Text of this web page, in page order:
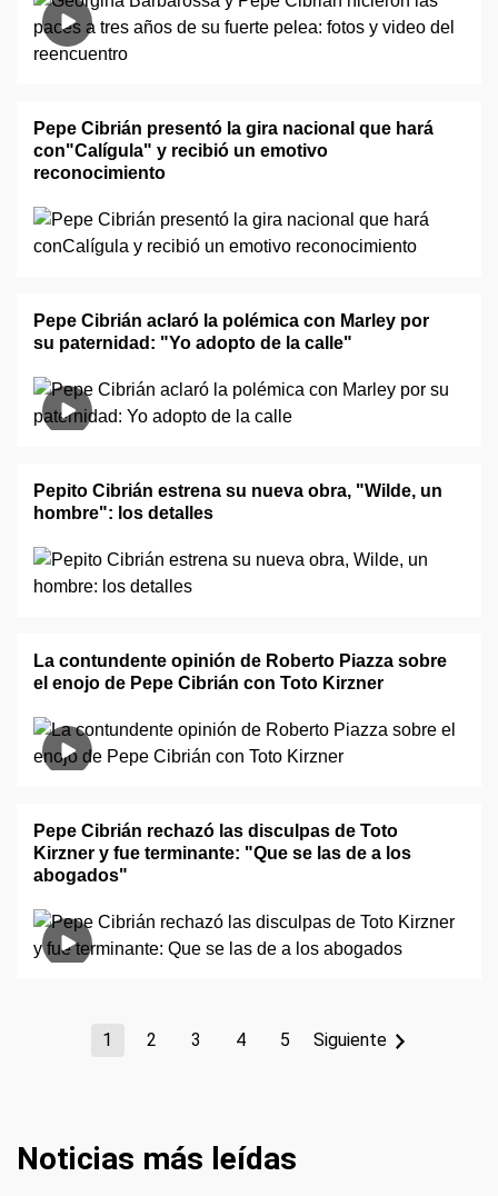
Pepe Cibrián presentó la gira nacional que hará
con"Calígula" y recibió un emotivo
reconocimiento
Pepe Cibrián aclaró la polémica con Marley por
su paternidad: "Yo adopto de la calle"
Pepito Cibrián estrena su nueva obra, "Wilde, un
hombre": los detalles
La contundente opinión de Roberto Piazza sobre
el enojo de Pepe Cibrián con Toto Kirzner
Pepe Cibrián rechazó las disculpas de Toto
Kirzner y fue terminante: "Que se las de a los
abogados"
1 2 3 4 5 Siguiente
Noticias más leídas